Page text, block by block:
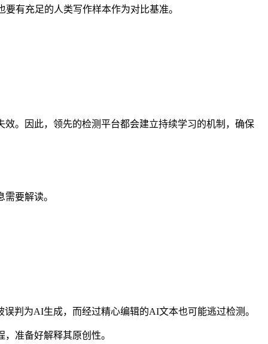
有充足的人类写作样本作为对比基准。
。因此，领先的检测平台都会建立持续学习的机制，确保
要解读。
判为AI生成，而经过精心编辑的AI文本也可能逃过检测。
准备好解释其原创性。